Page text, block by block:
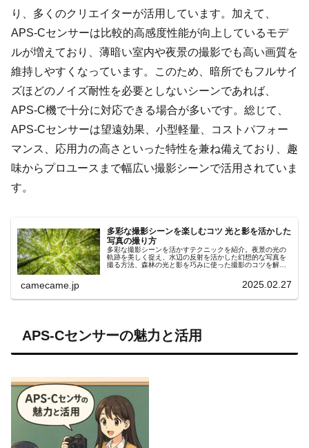
り、多くのクリエイターが活用しています。加えて、
APS-Cセンサーは比較的高感度性能が向上しているモデ
ルが増えており、薄暗い室内や夜景の撮影でも高い画質を
維持しやすくなっています。このため、暗所でもフルサイ
ズほどのノイズ耐性を必要としないシーンであれば、
APS-C機で十分に対応できる場合が多いです。総じて、
APS-Cセンサーは望遠効果、小型軽量、コストパフォー
マンス、応用力の高さといった特性を兼ね備えており、趣
味からプロユースまで幅広い撮影シーンで活用されていま
す。
多彩な撮影シーンを楽しむコツ 光と影を活かした
写真の撮り方
多彩な撮影シーンを活かすテクニックを紹介。夜景の光の
軌跡を美しく捉え、水辺の反射を活かした幻想的な写真を
撮る方法、森林の光と影を巧みに使った撮影のコツを解
camecame.jp 2025.02.27
APS-Cセンサーの魅力と活用